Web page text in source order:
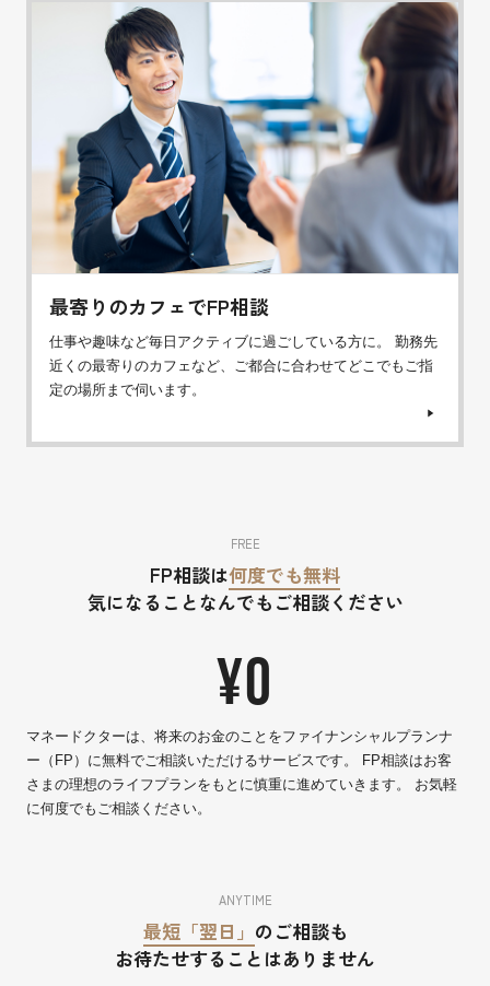
最寄りのカフェでFP相談
仕事や趣味など毎日アクティブに過ごしている方に。 勤務先
近くの最寄りのカフェなど、ご都合に合わせてどこでもご指
定の場所まで伺います。
FREE
FP相談は何度でも無料
気になることなんでもご相談ください
マネードクターは、将来のお金のことをファイナンシャルプランナ
ー（FP）に無料でご相談いただけるサービスです。 FP相談はお客
さまの理想のライフプランをもとに慎重に進めていきます。 お気軽
に何度でもご相談ください。
¥0
ANYTIME
最短「翌日」 のご相談も
お待たせすることはありません